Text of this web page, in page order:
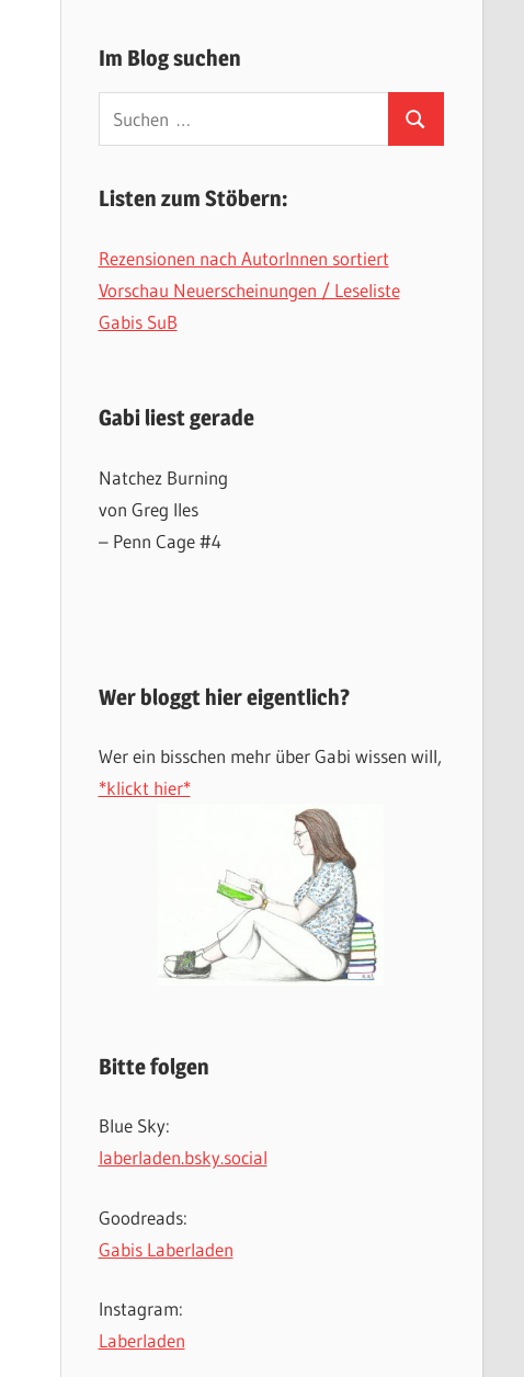
Im Blog suchen
Suchen
nach:
Suchen
Listen zum Stöbern:
Rezensionen nach AutorInnen sortiert
Vorschau Neuerscheinungen / Leseliste
Gabis SuB
Gabi liest gerade
Natchez Burning
von Greg Iles
– Penn Cage #4
Wer bloggt hier eigentlich?
Wer ein bisschen mehr über Gabi wissen will,
*klickt hier*
Bitte folgen
Blue Sky:
laberladen.bsky.social
Goodreads:
Gabis Laberladen
Instagram:
Laberladen